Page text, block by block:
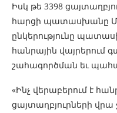
Իսկ թե 3398
հարցի պատասխանը
ընկերությունը
հանրային վայրերում
շահագործման եւ
«Ինչ վերաբերում է
ցայտաղբյուրների վրա